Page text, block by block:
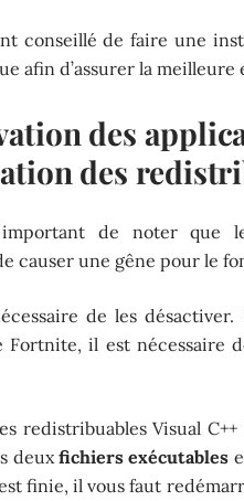
conseillé de faire une
afin d’assurer la
des
des
de noter que
causer une gêne pour le
de les
Fortnite, il est nécessaire
redistribuables Visual
deux fichiers exécutables
finie, il vous faut